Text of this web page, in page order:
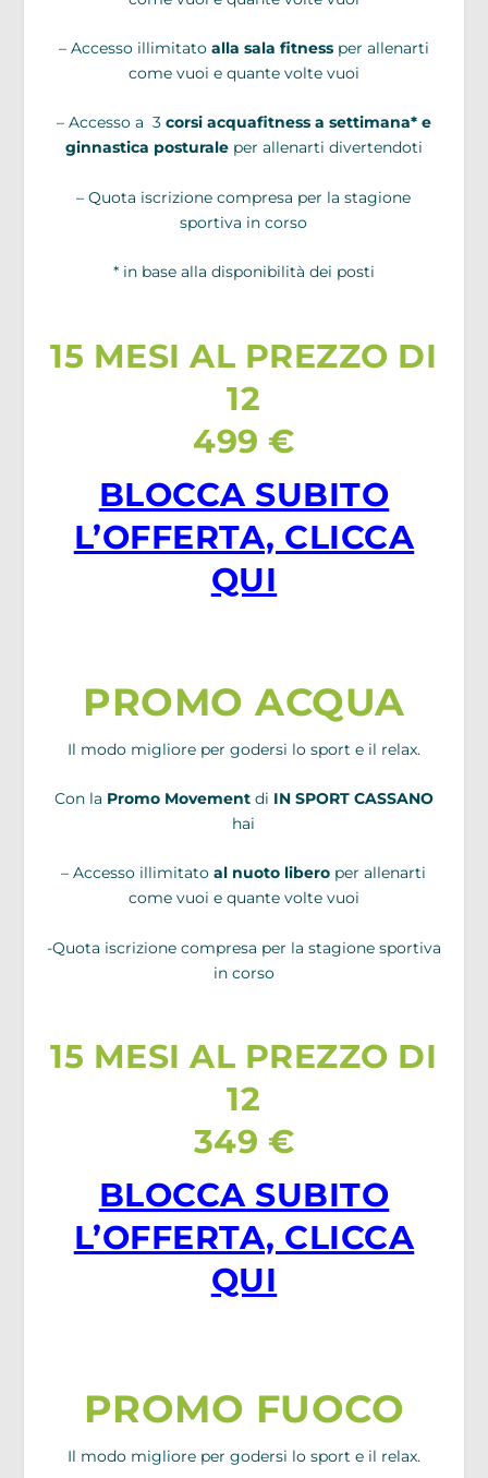
– Accesso illimitato alla sala fitnessper allenarti
come vuoi e quante volte vuoi
– Accesso a 3 corsi acquafitness a settimana* e
ginnastica posturale per allenarti divertendoti
– Quota iscrizione compresa per la stagione
sportiva in corso
* in base alla disponibilità dei posti
15 MESI AL PREZZO DI
12
499 €
BLOCCA SUBITO
L’OFFERTA, CLICCA
QUI
PROMO ACQUA
Il modo migliore per godersi lo sport e il relax.
Con la Promo Movement di IN SPORT CASSANO
hai
– Accesso illimitatoal nuoto libero per allenarti
come vuoi e quante volte vuoi
-Quota iscrizione compresa per la stagione sportiva
in corso
15 MESI AL PREZZO DI
12
349 €
BLOCCA SUBITO
L’OFFERTA, CLICCA
QUI
PROMO FUOCO
Il modo migliore per godersi lo sport e il relax.